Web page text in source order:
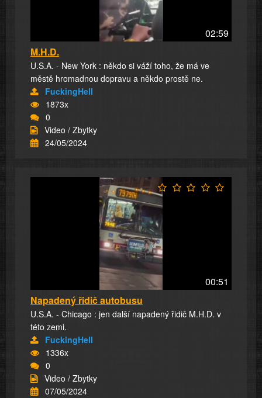
02:59
M.H.D.
U.S.A. - New York : někdo si váží toho, že má ve
městě hromadnou dopravu a někdo prostě ne.
FuckingHell
1873x
0
Video / Zbytky
24/05/2024
00:51
Napadený řidič autobusu
U.S.A. - Chicago : jen další napadený řidič M.H.D. v
této zemi.
FuckingHell
1336x
0
Video / Zbytky
07/05/2024